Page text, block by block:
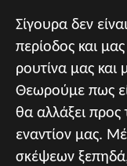
Σίγουρα δεν
περίοδος και
ρουτίνα μας και
Θεωρούμε πως
θα αλλάξει προς
εναντίον μας.
σκέψεων